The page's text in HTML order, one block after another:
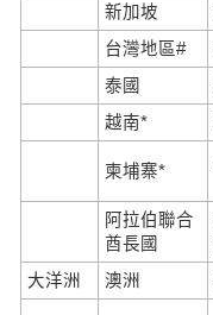
新加坡
台灣地區#
泰國
越南*
柬埔寨*
阿拉伯聯合
酋長國
大洋洲
澳洲